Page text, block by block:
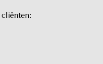
cliënten: